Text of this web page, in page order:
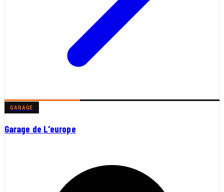
GARAGE
Garage de L'europe